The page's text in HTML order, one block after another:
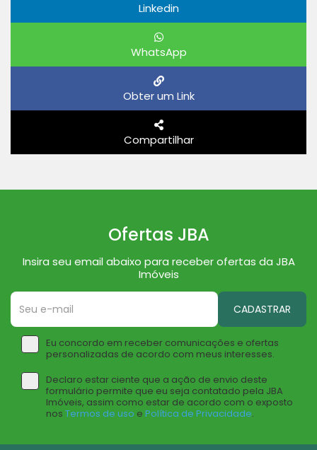
Linkedin
WhatsApp
Obter um Link
Compartilhar
Ofertas JBA
Insira seu email abaixo para receber ofertas da JBA
Imóveis
CADASTRAR
Eu concordo em receber comunicações e ofertas
personalizadas de acordo com meus interesses.
Declaro estar ciente que a ação de envio deste
formulário permite que eu seja contatado pela JBA
Imóveis, assim como estar de acordo com o exposto
nos Termos de uso e Política de Privacidade.